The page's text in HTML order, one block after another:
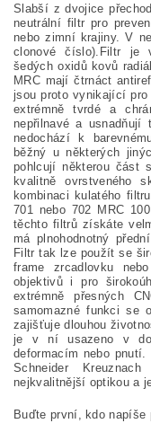
Slabší z dvojice
neutrální filtr pro
nebo zimní krajiny. V
clonové číslo).Filtr je
šedých oxidů kovů
MRC mají čtrnáct
jsou proto vynikající
extrémně tvrdé a
nepřilnavé a
nedochází k
běžný u některých
pohlcují některou část
kvalitně ovrstveného
kombinaci kulatého
701 nebo 702 MRC
těchto filtrů získáte
má plnohodnotný
Filtr tak lze použít se
frame zrcadlovku
objektivů i pro
extrémně přesných
samomazné funkci se
zajišťuje dlouhou
je v ní usazeno v
deformacím nebo
Schneider
nejkvalitnější optikou a
Buďte první, kdo napíše